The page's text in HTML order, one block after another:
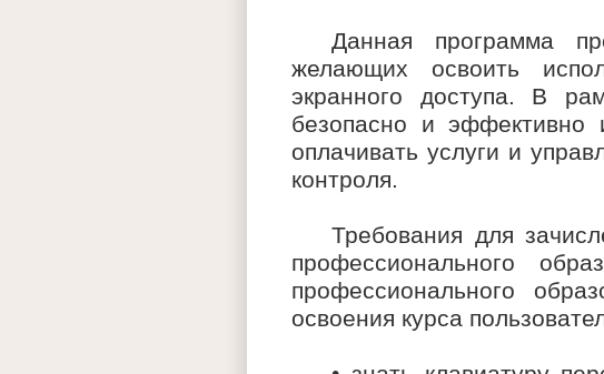
Данная программа
желающих освоить
экранного доступа. В
безопасно и эффективно
оплачивать услуги и
контроля.
Требования для
профессионального
профессионального
освоения курса